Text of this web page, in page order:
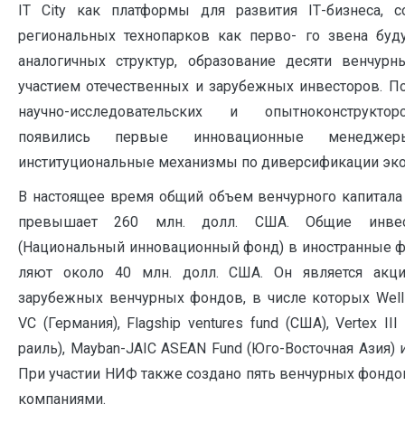
IT City как платформы для развития ІТ-бизнеса,
региональных технопарков как перво- го звена
аналогичных структур, образование десяти
участием отечественных и зарубежных инвесторов.
научно-исследовательских и
появились первые инновационные
институциональные механизмы по диверсификации
В настоящее время общий объем венчурного капитала
превышает 260 млн. долл. США. Общие
(Национальный инновационный фонд) в иностранные
ляют около 40 млн. долл. США. Он является
зарубежных венчурных фондов, в чис­ле которых
VC (Германия), Flagship ventures fund (США), Vertex
раиль), Mayban-JAIC ASEAN Fund (Юго-Восточная Азия)
При участии НИФ также создано пять венчурных
компаниями.